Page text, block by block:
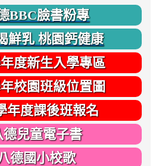
BBC臉書粉專
鮮乳 桃園鈣健康
度新生入學專區
校園班級位置圖
年度課後班報名
德兒童電子書
德國小校歌